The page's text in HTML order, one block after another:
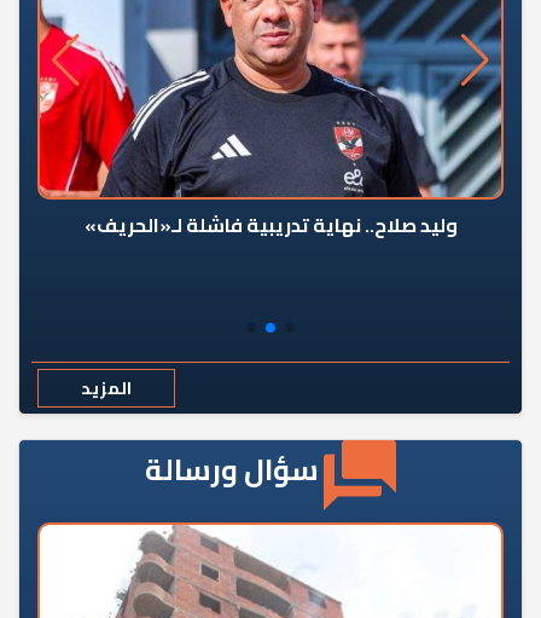
وليد صلاح.. نهاية تدريبية فاشلة لـ«الحريف»
المزيد
سؤال ورسالة